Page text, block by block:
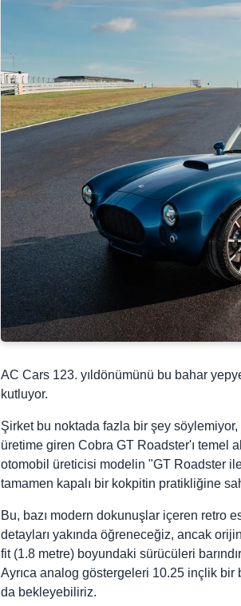
AC Cars 123. yıldönümünü bu bahar
kutluyor.
Şirket bu noktada fazla bir şey söylemiyor,
üretime giren Cobra GT Roadster'ı temel
otomobil üreticisi modelin "GT Roadster
tamamen kapalı bir kokpitin pratikliğine
Bu, bazı modern dokunuşlar içeren retro
detayları yakında öğreneceğiz, ancak
fit (1.8 metre) boyundaki sürücüleri
Ayrıca analog göstergeleri 10.25 inçlik
da bekleyebiliriz.